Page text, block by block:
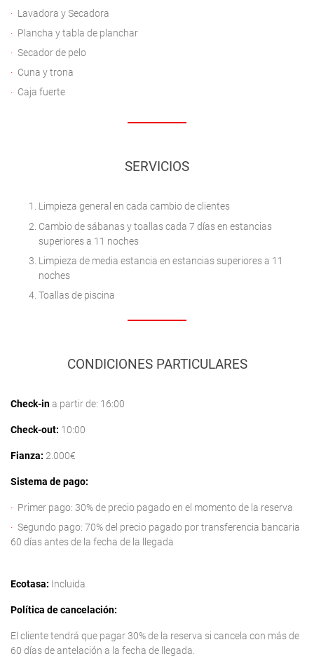
Lavadora y Secadora
Plancha y tabla de planchar
Secador de pelo
Cuna y trona
Caja fuerte
SERVICIOS
Limpieza general en cada cambio de clientes
Cambio de sábanas y toallas cada 7 días en estancias
superiores a 11 noches
Limpieza de media estancia en estancias superiores a 11
noches
Toallas de piscina
CONDICIONES PARTICULARES
Check-ina partir de: 16:00
Check-out: 10:00
Fianza: 2.000€
Sistema de pago:
Primer pago: 30% de precio pagado en el momento de la reserva
Segundo pago: 70% del precio pagado por transferencia bancaria
60 días antes de la fecha de la llegada
Ecotasa: Incluida
Política de cancelación:
El cliente tendrá que pagar 30% de la reserva si cancela con más de
60 días de antelación a la fecha de llegada.